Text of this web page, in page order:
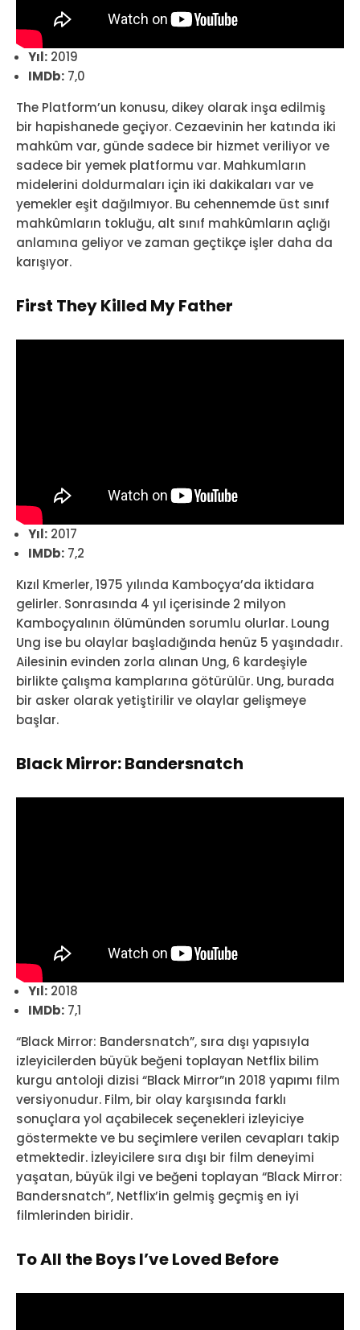
Yıl: 2019
IMDb: 7,0
The Platform’un konusu, dikey olarak inşa edilmiş
bir hapishanede geçiyor. Cezaevinin her katında iki
mahkûm var, günde sadece bir hizmet veriliyor ve
sadece bir yemek platformu var. Mahkumların
midelerini doldurmaları için iki dakikaları var ve
yemekler eşit dağılmıyor. Bu cehennemde üst sınıf
mahkûmların tokluğu, alt sınıf mahkûmların açlığı
anlamına geliyor ve zaman geçtikçe işler daha da
karışıyor.
First They Killed My Father
Yıl: 2017
IMDb: 7,2
Kızıl Kmerler, 1975 yılında Kamboçya’da iktidara
gelirler. Sonrasında 4 yıl içerisinde 2 milyon
Kamboçyalının ölümünden sorumlu olurlar. Loung
Ung ise bu olaylar başladığında henüz 5 yaşındadır.
Ailesinin evinden zorla alınan Ung, 6 kardeşiyle
birlikte çalışma kamplarına götürülür. Ung, burada
bir asker olarak yetiştirilir ve olaylar gelişmeye
başlar.
Black Mirror: Bandersnatch
Yıl: 2018
IMDb: 7,1
“Black Mirror: Bandersnatch”, sıra dışı yapısıyla
izleyicilerden büyük beğeni toplayan Netflix bilim
kurgu antoloji dizisi “Black Mirror”ın 2018 yapımı film
versiyonudur. Film, bir olay karşısında farklı
sonuçlara yol açabilecek seçenekleri izleyiciye
göstermekte ve bu seçimlere verilen cevapları takip
etmektedir. İzleyicilere sıra dışı bir film deneyimi
yaşatan, büyük ilgi ve beğeni toplayan “Black Mirror:
Bandersnatch”, Netflix’in gelmiş geçmiş en iyi
filmlerinden biridir.
To All the Boys I’ve Loved Before